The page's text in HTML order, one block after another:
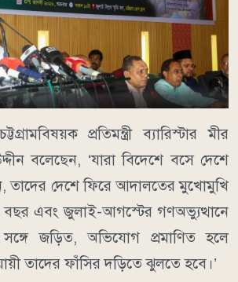
প্রতিমন্ত্রী ব্যারিস্টার মীর
বলেছেন, ‘যারা বিদেশে বসে দেশে
তাদের দেশে ফিরে আদালতের মুখোমুখি
এবং জুলাই-আগস্টের গণঅভ্যুত্থানে
সঙ্গে জড়িত, অভিযোগ প্রমাণিত হলে
তাদের ফাঁসির দড়িতে ঝুলতে হবে।’